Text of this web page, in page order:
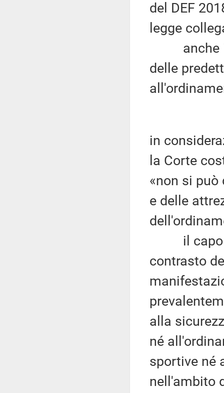
del DEF
legge
anche il
delle
in
la Corte
«non si
e delle
il capo
contrasto
alla
né
sportive né
nell'ambito